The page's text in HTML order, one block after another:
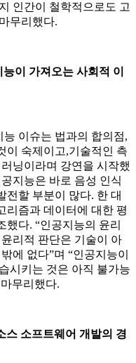
인간이 철학적으로도 고
무리했다.
이 가져오는 사회적 이
이슈는 법과의 합의점,
이 숙제이고,기술적인 측
닝이라며 강연을 시작했
지능은 바로 음성 인식
전할 부분이 많다. 한 대
리즘과 데이터에 대한 평
다. “인공지능의 윤리
리적 판단은 기술이 아
에 없다”며 “인공지능이
시키는 것은 아직 불가능
무리했다.
스 소프트웨어 개발의 경